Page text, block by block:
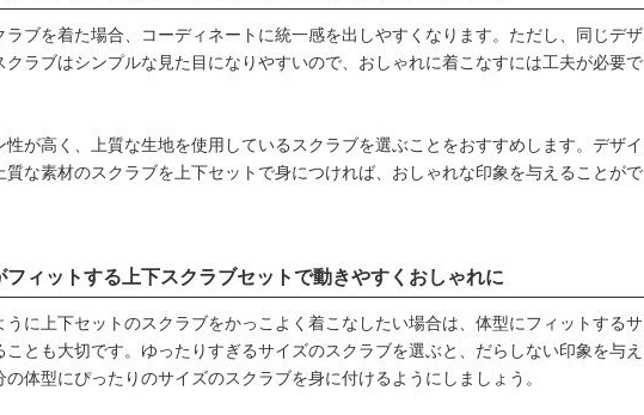
ラブを着た場合、コーディネートに統一感を出しやすくなります。ただし、同じデザ
クラブはシンプルな見た目になりやすいので、おしゃれに着こなすには工夫が必要で
性が高く、上質な生地を使用しているスクラブを選ぶことをおすすめします。デザイ
質な素材のスクラブを上下セットで身につければ、おしゃれな印象を与えることがで
フィットする上下スクラブセットで動きやすくおしゃれに
うに上下セットのスクラブをかっこよく着こなしたい場合は、体型にフィットするサ
ことも大切です。ゆったりすぎるサイズのスクラブを選ぶと、だらしない印象を与え
体型にぴったりのサイズのスクラブを身に付けるようにしましょう。